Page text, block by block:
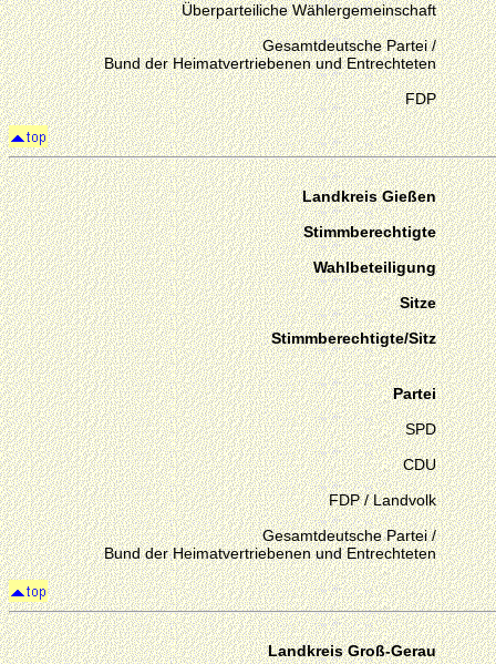
Überparteiliche Wählergemeinschaft
Gesamtdeutsche Partei /
Bund der Heimatvertriebenen und Entrechteten
FDP
Landkreis Gießen
Stimmberechtigte
Wahlbeteiligung
Sitze
Stimmberechtigte/Sitz
Partei
SPD
CDU
FDP / Landvolk
Gesamtdeutsche Partei /
Bund der Heimatvertriebenen und Entrechteten
Landkreis Groß-Gerau